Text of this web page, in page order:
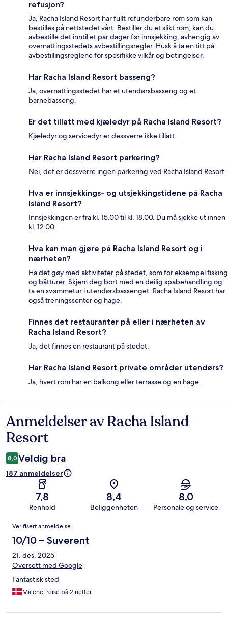
refusjon?
Ja, Racha Island Resort har fullt refunderbare rom som kan
bestilles på nettstedet vårt. Bestiller du et slikt rom, kan du
avbestille det inntil et par dager før innsjekking, avhengig av
overnattingsstedets avbestillingsregler. Husk å ta en titt på
avbestillingsreglene for spesifikke vilkår og betingelser.
Har Racha Island Resort basseng?
Ja, overnattingsstedet har et utendørsbasseng og et
barnebasseng.
Er det tillatt med kjæledyr på Racha Island Resort?
Kjæledyr og servicedyr er dessverre ikke tillatt.
Har Racha Island Resort parkering?
Nei, det er dessverre ingen parkering ved Racha Island Resort.
Hva er innsjekkings- og utsjekkingstidene på Racha
Island Resort?
Innsjekkingen er fra kl. 15.00 til kl. 18.00. Du må sjekke ut innen
kl. 12.00.
Hva kan man gjøre på Racha Island Resort og i
nærheten?
Ha det gøy med aktiviteter på stedet, som for eksempel fisking
og båtturer. Skjem deg bort med en deilig spabehandling og
ta en svømmetur i utendørsbassenget. Racha Island Resort har
også treningssenter og hage.
Finnes det restauranter på eller i nærheten av
Racha Island Resort?
Ja, det finnes en restaurant på stedet.
Har Racha Island Resort private områder utendørs?
Ja, hvert rom har en balkong eller terrasse og en hage.
Anmeldelser
Anmeldelser av Racha Island
Resort
8,0 Veldig bra
187 anmeldelser
7,8
Renhold
8,4
Beliggenheten
8,0
Personale og service
Anmeldelser
Verifisert anmeldelse
10/10 – Suverent
21. des. 2025
Oversett med Google
Fantastisk sted
Malene, reise på 2 netter